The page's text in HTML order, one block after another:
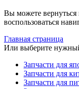
Вы можете вернуться
воспользоваться
Главная страница
Или выберите
Запчасти для
Запчасти для
Запчасти для